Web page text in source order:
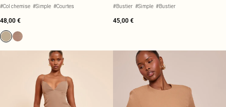
#Col chemise #Simple #Courtes
48,00 €
#Bustier #Simple #Bustier
45,00 €